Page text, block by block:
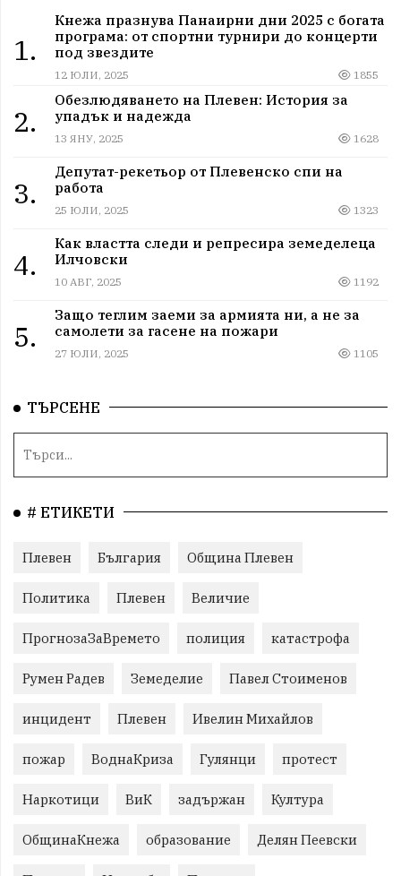
1.
Кнежа празнува Панаирни дни 2025 с богата
програма: от спортни турнири до концерти
под звездите
12 ЮЛИ, 2025 1855
2.
Обезлюдяването на Плевен: История за
упадък и надежда
13 ЯНУ, 2025 1628
3.
Депутат-рекетьор от Плевенско спи на
работа
25 ЮЛИ, 2025 1323
4.
Как властта следи и репресира земеделеца
Илчовски
10 АВГ, 2025 1192
5.
Защо теглим заеми за армията ни, а не за
самолети за гасене на пожари
27 ЮЛИ, 2025 1105
ТЪРСЕНЕ
# ЕТИКЕТИ
Плевен България Община Плевен
Политика Плевен Величие
ПрогнозаЗаВремето полиция катастрофа
Румен Радев Земеделие Павел Стоименов
инцидент Плевен Ивелин Михайлов
пожар ВоднаКриза Гулянци протест
Наркотици ВиК задържан Култура
ОбщинаКнежа образование Делян Пеевски